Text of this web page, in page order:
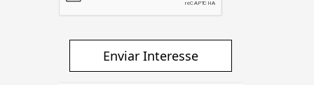
Enviar Interesse